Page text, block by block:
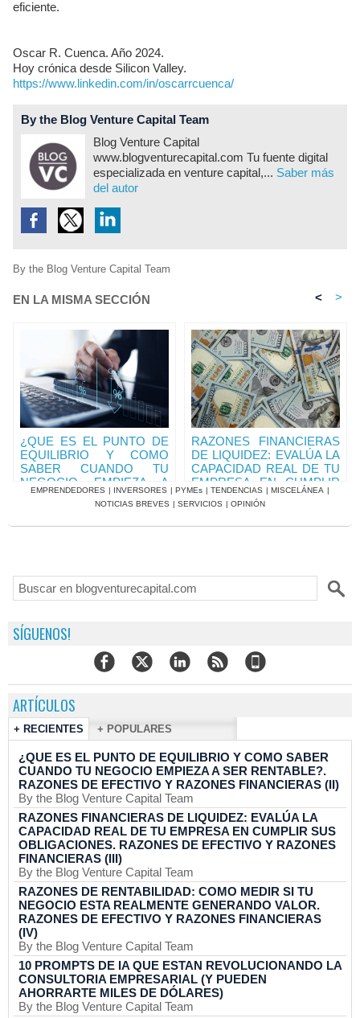
eficiente.
Oscar R. Cuenca. Año 2024.
Hoy crónica desde Silicon Valley.
https://www.linkedin.com/in/oscarrcuenca/
By the Blog Venture Capital Team
Blog Venture Capital
www.blogventurecapital.com Tu fuente digital
especializada en venture capital,... Saber más
del autor
By the Blog Venture Capital Team
EN LA MISMA SECCIÓN < >
¿QUE ES EL PUNTO DE
EQUILIBRIO Y COMO
SABER CUANDO TU
NEGOCIO EMPIEZA A
SER RENTABLE?.
RAZONES DE EFECTIVO
Y RAZONES
RAZONES FINANCIERAS
DE LIQUIDEZ: EVALÚA LA
CAPACIDAD REAL DE TU
EMPRESA EN CUMPLIR
SUS OBLIGACIONES.
RAZONES DE EFECTIVO
Y RAZONES
EMPRENDEDORES | INVERSORES | PYMEs | TENDENCIAS | MISCELÁNEA |
NOTICIAS BREVES | SERVICIOS | OPINIÓN
SÍGUENOS!
ARTÍCULOS
+ RECIENTES + POPULARES
¿QUE ES EL PUNTO DE EQUILIBRIO Y COMO SABER
CUANDO TU NEGOCIO EMPIEZA A SER RENTABLE?.
RAZONES DE EFECTIVO Y RAZONES FINANCIERAS (II)
By the Blog Venture Capital Team
RAZONES FINANCIERAS DE LIQUIDEZ: EVALÚA LA
CAPACIDAD REAL DE TU EMPRESA EN CUMPLIR SUS
OBLIGACIONES. RAZONES DE EFECTIVO Y RAZONES
FINANCIERAS (III)
By the Blog Venture Capital Team
RAZONES DE RENTABILIDAD: COMO MEDIR SI TU
NEGOCIO ESTA REALMENTE GENERANDO VALOR.
RAZONES DE EFECTIVO Y RAZONES FINANCIERAS
(IV)
By the Blog Venture Capital Team
10 PROMPTS DE IA QUE ESTAN REVOLUCIONANDO LA
CONSULTORIA EMPRESARIAL (Y PUEDEN
AHORRARTE MILES DE DÓLARES)
By the Blog Venture Capital Team